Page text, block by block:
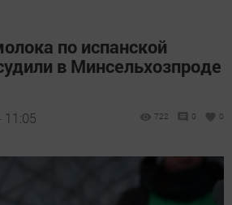
по испанской
в Минсельхозпроде
11:05 722 0 0